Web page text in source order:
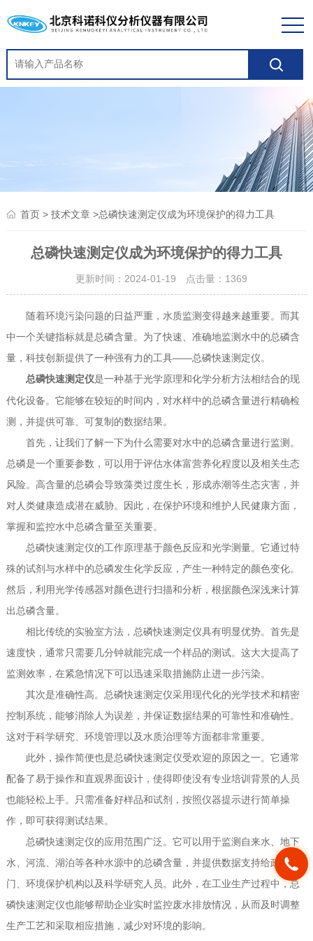
首页> 技术文章>总磷快速测定仪成为环境保护的得力工具
总磷快速测定仪成为环境保护的得力工具
更新时间：2024-01-19 点击量： 1369
随着环境污染问题的日益严重，水质监测变得越来越重要。而其
中一个关键指标就是总磷含量。为了快速、准确地监测水中的总磷含
量，科技创新提供了一种强有力的工具——总磷快速测定仪。
总磷快速测定仪是一种基于光学原理和化学分析方法相结合的现
代化设备。它能够在较短的时间内，对水样中的总磷含量进行精确检
测，并提供可靠、可复制的数据结果。
首先，让我们了解一下为什么需要对水中的总磷含量进行监测。
总磷是一个重要参数，可以用于评估水体富营养化程度以及相关生态
风险。高含量的总磷会导致藻类过度生长，形成赤潮等生态灾害，并
对人类健康造成潜在威胁。因此，在保护环境和维护人民健康方面，
掌握和监控水中总磷含量至关重要。
总磷快速测定仪的工作原理基于颜色反应和光学测量。它通过特
殊的试剂与水样中的总磷发生化学反应，产生一种特定的颜色变化。
然后，利用光学传感器对颜色进行扫描和分析，根据颜色深浅来计算
出总磷含量。
相比传统的实验室方法，总磷快速测定仪具有明显优势。首先是
速度快，通常只需要几分钟就能完成一个样品的测试。这大大提高了
监测效率，在紧急情况下可以迅速采取措施防止进一步污染。
其次是准确性高。总磷快速测定仪采用现代化的光学技术和精密
控制系统，能够消除人为误差，并保证数据结果的可靠性和准确性。
这对于科学研究、环境管理以及水质治理等方面都非常重要。
此外，操作简便也是总磷快速测定仪受欢迎的原因之一。它通常
配备了易于操作和直观界面设计，使得即使没有专业培训背景的人员
也能轻松上手。只需准备好样品和试剂，按照仪器提示进行简单操
作，即可获得测试结果。
总磷快速测定仪的应用范围广泛。它可以用于监测自来水、地下
水、河流、湖泊等各种水源中的总磷含量，并提供数据支持给政府部
门、环境保护机构以及科学研究人员。此外，在工业生产过程中，总
磷快速测定仪也能够帮助企业实时监控废水排放情况，从而及时调整
生产工艺和采取相应措施，减少对环境的影响。